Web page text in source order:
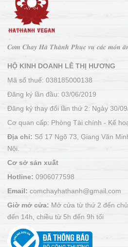
𝑪𝒐̛𝒎 𝑪𝒉𝒂𝒚 𝑯𝒂̀ 𝑻𝒉𝒂̀𝒏𝒉 𝑷𝒉𝒖̣𝒄 𝒗𝒖̣ 𝒄𝒂́𝒄 𝒎𝒐́𝒏
HỘ KINH DOANH LÊ THỊ HƯƠNG
Mã số thuế: 038185000138
Đăng ký lần đầu: 03/06/2019
Đăng ký thay đổi lần thứ 2: Ngày 30/
Cơ quan cấp: Phòng Tài chính - Kế
Địa chỉ: Số 17 Ngõ 73, Giang Văn
Nội.
Cơ sở sản xuất
Hotline: 0906077598
Email: comchayhathanh@gmail.com
Giờ mở cửa: Mở cửa từ thứ 2 đến
đến 14h, chiều từ 5h đến 9h tối